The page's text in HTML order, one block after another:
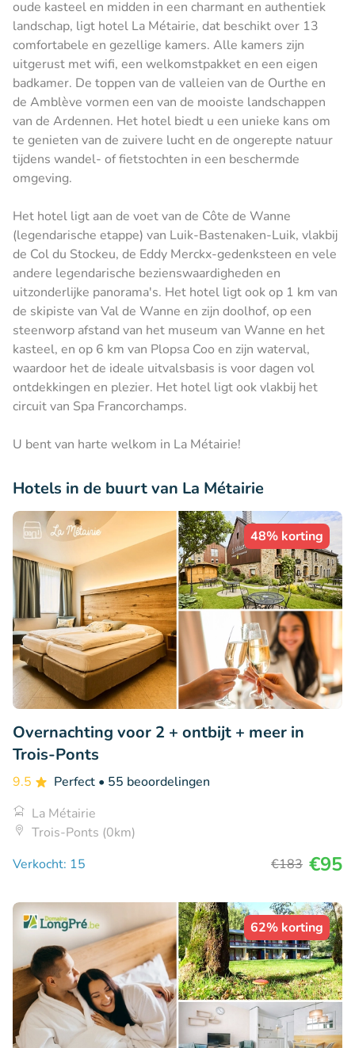
oude kasteel en midden in een charmant en authentiek
landschap, ligt hotel La Métairie, dat beschikt over 13
comfortabele en gezellige kamers. Alle kamers zijn
uitgerust met wifi, een welkomstpakket en een eigen
badkamer. De toppen van de valleien van de Ourthe en
de Amblève vormen een van de mooiste landschappen
van de Ardennen. Het hotel biedt u een unieke kans om
te genieten van de zuivere lucht en de ongerepte natuur
tijdens wandel- of fietstochten in een beschermde
omgeving.
Het hotel ligt aan de voet van de Côte de Wanne
(legendarische etappe) van Luik-Bastenaken-Luik, vlakbij
de Col du Stockeu, de Eddy Merckx-gedenksteen en vele
andere legendarische bezienswaardigheden en
uitzonderlijke panorama's. Het hotel ligt ook op 1 km van
de skipiste van Val de Wanne en zijn doolhof, op een
steenworp afstand van het museum van Wanne en het
kasteel, en op 6 km van Plopsa Coo en zijn waterval,
waardoor het de ideale uitvalsbasis is voor dagen vol
ontdekkingen en plezier. Het hotel ligt ook vlakbij het
circuit van Spa Francorchamps.
U bent van harte welkom in La Métairie!
Hotels in de buurt van La Métairie
48% korting
Overnachting voor 2 + ontbijt + meer in
Trois-Ponts
9.5 Perfect • 55 beoordelingen
La Métairie
Trois-Ponts (0km)
Verkocht: 15
€183 €95
62% korting